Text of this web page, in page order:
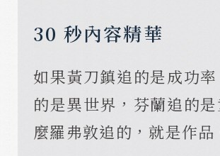
30 秒內容精華
如果黃刀鎮追的是成功
的是異世界，芬蘭追的
麼羅弗敦追的，就是作品